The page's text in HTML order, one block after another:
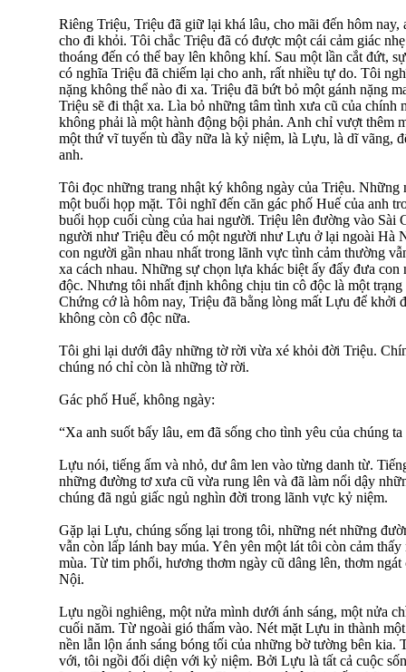
Riêng Triệu, Triệu đã giữ lại khá lâu, cho mãi đến hôm nay,
cho đi khỏi. Tôi chắc Triệu đã có được một cái cảm giác
thoáng đến có thể bay lên không khí. Sau một lần cắt đứt,
có nghĩa Triệu đã chiếm lại cho anh, rất nhiều tự do. Tôi
nặng không thể nào đi xa. Triệu đã bứt bỏ một gánh nặng
Triệu sẽ đi thật xa. Lìa bỏ những tâm tình xưa cũ của chính
không phải là một hành động bội phản. Anh chỉ vượt thêm
một thứ vĩ tuyến tù đầy nữa là kỷ niệm, là Lựu, là dĩ vãng,
anh.
Tôi đọc những trang nhật ký không ngày của Triệu. Những
một buổi họp mặt. Tôi nghĩ đến căn gác phố Huế của anh
buổi họp cuối cùng của hai người. Triệu lên đường vào
người như Triệu đều có một người như Lựu ở lại ngoài Hà
con người gần nhau nhất trong lãnh vực tình cảm thường
xa cách nhau. Những sự chọn lựa khác biệt ấy đẩy đưa
độc. Nhưng tôi nhất định không chịu tin cô độc là một
Chứng cớ là hôm nay, Triệu đã bằng lòng mất Lựu để khởi
không còn cô độc nữa.
Tôi ghi lại dưới đây những tờ rời vừa xé khỏi đời Triệu.
chúng nó chỉ còn là những tờ rời.
Gác phố Huế, không ngày:
“Xa anh suốt bấy lâu, em đã sống cho tình yêu của chúng
Lựu nói, tiếng ấm và nhỏ, dư âm len vào từng danh từ.
những đường tơ xưa cũ vừa rung lên và đã làm nổi dậy
chúng đã ngủ giấc ngủ nghìn đời trong lãnh vực kỷ niệm.
Gặp lại Lựu, chúng sống lại trong tôi, những nét những
vẫn còn lấp lánh bay múa. Yên yên một lát tôi còn cảm
mùa. Từ tim phổi, hương thơm ngày cũ dâng lên, thơm
Nội.
Lựu ngồi nghiêng, một nửa mình dưới ánh sáng, một nửa
cuối năm. Từ ngoài gió thấm vào. Nét mặt Lựu in thành
nền lẫn lộn ánh sáng bóng tối của những bờ tường bên kia.
với, tôi ngồi đối diện với kỷ niệm. Bởi Lựu là tất cả cuộc